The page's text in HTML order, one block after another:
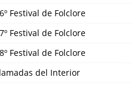
Festival de Folclore
Festival de Folclore
Festival de Folclore
del Interior